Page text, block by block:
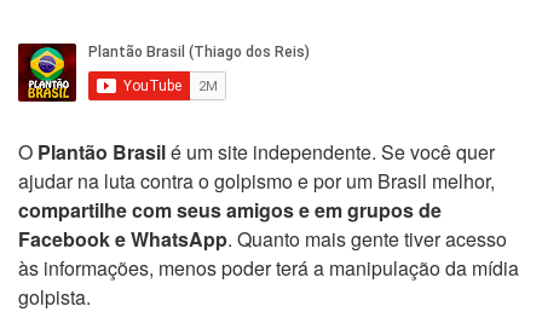
O Plantão Brasilé um site independente. Se você quer
ajudar na luta contra o golpismo e por um Brasil melhor,
compartilhe com seus amigos e em grupos de
Facebook e WhatsApp. Quanto mais gente tiver acesso
às informações, menos poder terá a manipulação da mídia
golpista.